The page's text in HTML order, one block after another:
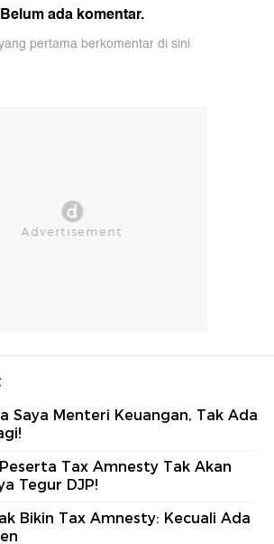
Belum ada komentar.
pertama berkomentar di sini
Saya Menteri Keuangan, Tak Ada
Tax Amnesty Tak Akan
Tegur DJP!
Bikin Tax Amnesty: Kecuali Ada